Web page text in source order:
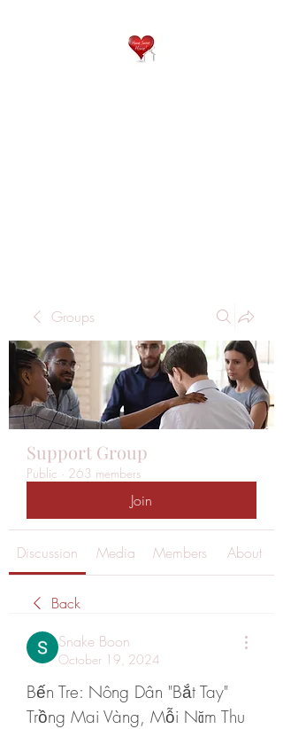
Groups
Support Group
Public · 263 members
Join
Discussion Media Members About
Back
Snake Boon
October 19, 2024
Bến Tre: Nông Dân "Bắt Tay"
Trồng Mai Vàng, Mỗi Năm Thu